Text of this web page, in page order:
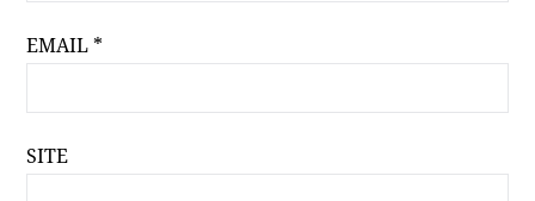
EMAIL *
SITE